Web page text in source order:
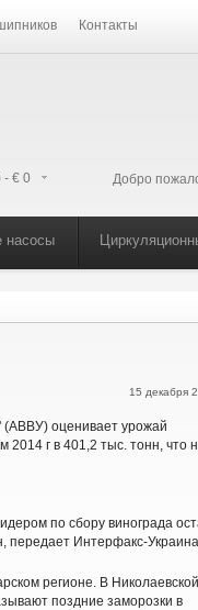
Контакты
Добро
- € 0
насосы
15 декабря
(АВВУ) оценивает урожай
2014 г в 401,2 тыс. тонн, что
по сбору винограда
передает Интерфакс-
регионе. В Николаевской
поздние заморозки в